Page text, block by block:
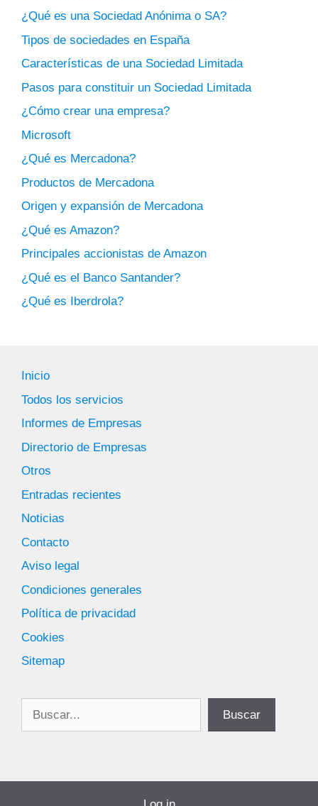
¿Qué es una Sociedad Anónima o SA?
Tipos de sociedades en España
Características de una Sociedad Limitada
Pasos para constituir un Sociedad Limitada
¿Cómo crear una empresa?
Microsoft
¿Qué es Mercadona?
Productos de Mercadona
Origen y expansión de Mercadona
¿Qué es Amazon?
Principales accionistas de Amazon
¿Qué es el Banco Santander?
¿Qué es Iberdrola?
Inicio
Todos los servicios
Informes de Empresas
Directorio de Empresas
Otros
Entradas recientes
Noticias
Contacto
Aviso legal
Condiciones generales
Política de privacidad
Cookies
Sitemap
Buscar